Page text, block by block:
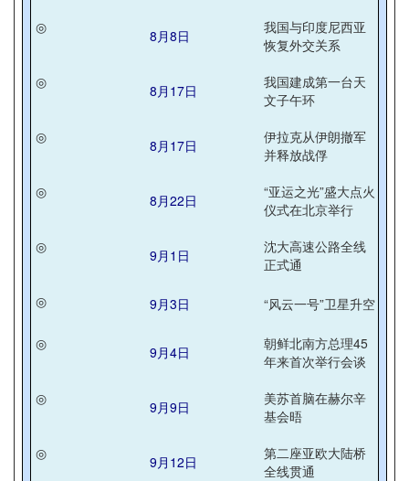
◎
8月8日
我国与印度尼西亚
恢复外交关系
◎
8月17日
我国建成第一台天
文子午环
◎
8月17日
伊拉克从伊朗撤军
并释放战俘
◎
8月22日
“亚运之光”盛大点火
仪式在北京举行
◎
9月1日
沈大高速公路全线
正式通
◎
9月3日 “风云一号”卫星升空
◎ 9月4日
朝鲜北南方总理45
年来首次举行会谈
◎
9月9日
美苏首脑在赫尔辛
基会晤
◎
9月12日
第二座亚欧大陆桥
全线贯通